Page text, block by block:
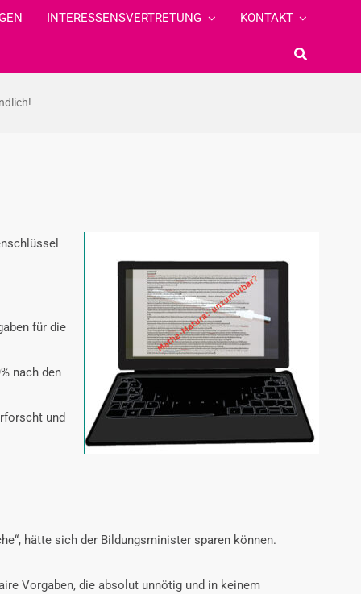
INTERESSENSVERTRETUNG KONTAKT
für die
nach den
und
hätte sich der Bildungsminister sparen können.
Vorgaben, die absolut unnötig und in keinem